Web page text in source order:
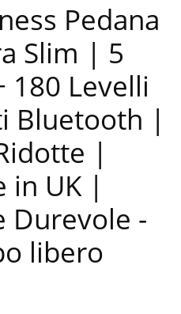
Pedana
Slim | 5
180 Levelli
Bluetooth |
|
in UK |
Durevole -
libero